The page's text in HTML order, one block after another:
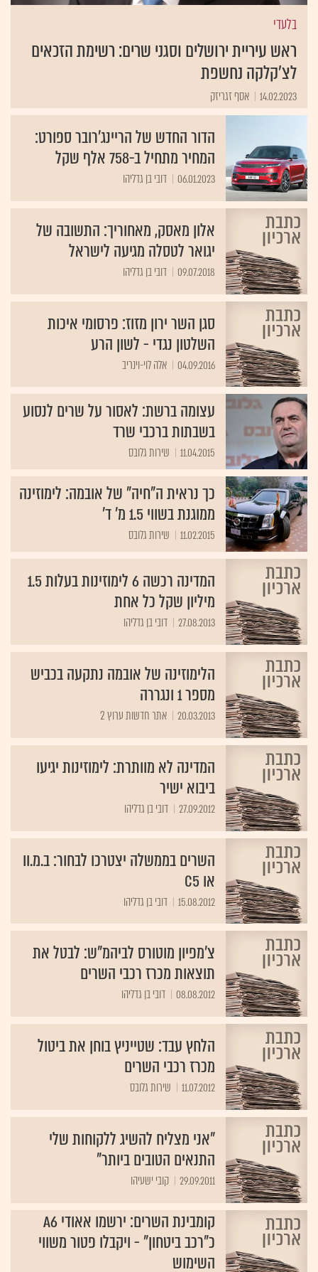
בלעדי
ראש עיריית ירושלים וסגני שרים: רשימת הזכאים
לצ'קלקה נחשפת
14.02.2023 אסף זגריזק
הדור החדש של הריינג'רובר ספורט:
המחיר מתחיל ב-758 אלף שקל
06.01.2023 דובי בן גדליהו
אלון מאסק, מאחוריך: התשובה של
יגואר לטסלה מגיעה לישראל
09.07.2018 דובי בן גדליהו
סגן השר ירון מזוז: פרסומי איכות
השלטון נגדי - לשון הרע
04.09.2016 אלה לוי-וינריב
עצומה ברשת: לאסור על שרים לנסוע
בשבתות ברכבי שרד
11.04.2015 שירות גלובס
כך נראית ה"חיה" של אובמה: לימוזינה
ממוגנת בשווי 1.5 מ' ד'
11.02.2015 שירות גלובס
המדינה רכשה 6 לימוזינות בעלות 1.5
מיליון שקל כל אחת
27.08.2013 דובי בן גדליהו
הלימוזינה של אובמה נתקעה בכביש
מספר 1 ונגררה
20.03.2013 אתר חדשות ערוץ 2
המדינה לא מוותרת: לימוזינות יגיעו
ביבוא ישיר
27.09.2012 דובי בן גדליהו
השרים בממשלה יצטרכו לבחור: ב.מ.וו
או C5
15.08.2012 דובי בן גדליהו
צ'מפיון מוטורס לביהמ"ש: לבטל את
תוצאות מכרז רכבי השרים
08.08.2012 דובי בן גדליהו
הלחץ עבד: שטייניץ בוחן את ביטול
מכרז רכבי השרים
11.07.2012 שירות גלובס
"אני מצליח להשיג ללקוחות שלי
התנאים הטובים ביותר"
29.09.2011 קובי ישעיהו
קומבינת השרים: ירשמו אאודי A6
כ"רכב ביטחון" - ויקבלו פטור משווי
השימוש